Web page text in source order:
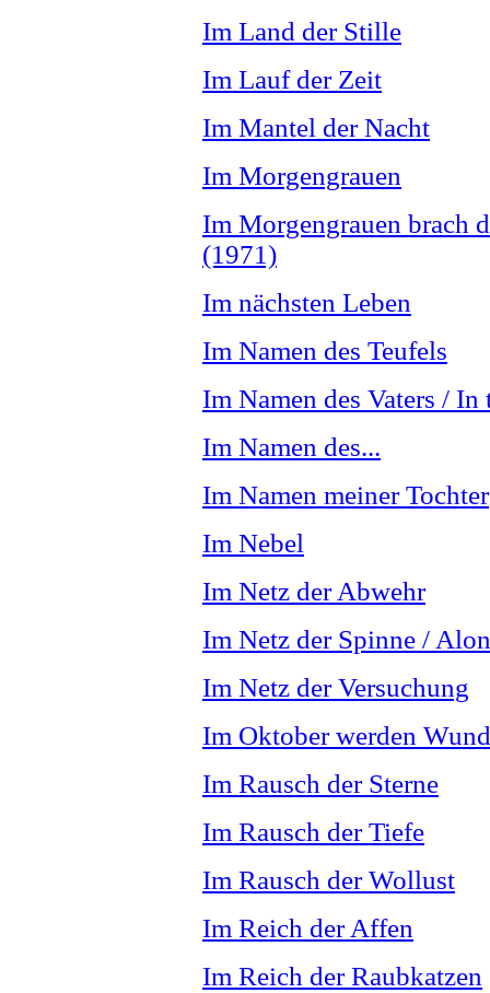
Im Land der Stille
Im Lauf der Zeit
Im Mantel der Nacht
Im Morgengrauen
Im Morgengrauen brach
(1971)
Im nächsten Leben
Im Namen des Teufels
Im Namen des Vaters /
Im Namen des...
Im Namen meiner Tochter
Im Nebel
Im Netz der Abwehr
Im Netz der Spinne /
Im Netz der Versuchung
Im Oktober werden
Im Rausch der Sterne
Im Rausch der Tiefe
Im Rausch der Wollust
Im Reich der Affen
Im Reich der Raubkatzen